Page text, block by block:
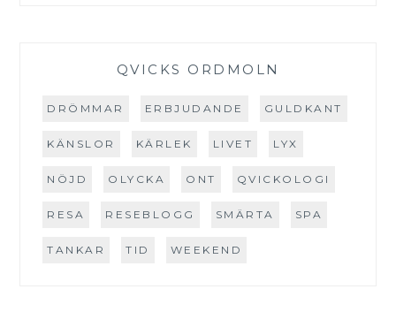
QVICKS ORDMOLN
DRÖMMAR ERBJUDANDE GULDKANT
KÄNSLOR KÄRLEK LIVET LYX
NÖJD OLYCKA ONT QVICKOLOGI
RESA RESEBLOGG SMÄRTA SPA
TANKAR TID WEEKEND